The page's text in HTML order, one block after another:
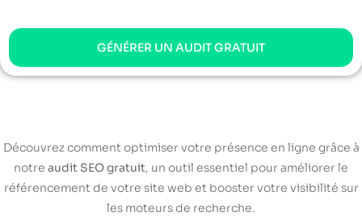
GÉNÉRER UN AUDIT GRATUIT
Découvrez comment optimiser votre présence en ligne grâce à
notre audit SEO gratuit, un outil essentiel pour améliorer le
référencement de votre site web et booster votre visibilité sur
les moteurs de recherche.